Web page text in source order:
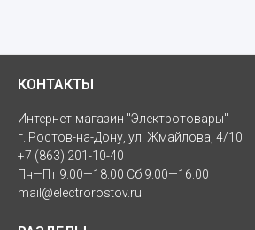
КОНТАКТЫ
Интернет-магазин "Электротовары"
г. Ростов-на-Дону, ул. Жмайлова, 4/10
+7 (863) 201-10-40
Пн—Пт 9:00—18:00 Сб 9:00—16:00
mail@electrorostov.ru